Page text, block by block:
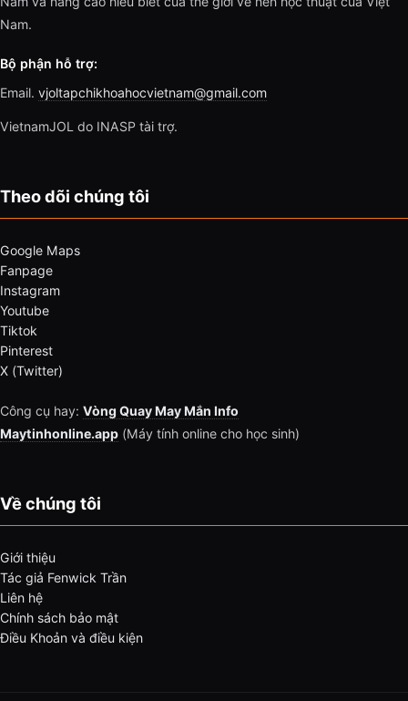
Nam.
Bộ phận hỗ trợ:
Email. vjoltapchikhoahocvietnam@gmail.com
VietnamJOL do INASP tài trợ.
Theo dõi chúng tôi
Google Maps
Fanpage
Instagram
Youtube
Tiktok
Pinterest
X (Twitter)
Công cụ hay: Vòng Quay May Mắn Info
Maytinhonline.app (Máy tính online cho học sinh)
Về chúng tôi
Giới thiệu
Tác giả Fenwick Trần
Liên hệ
Chính sách bảo mật
Điều Khoản và điều kiện